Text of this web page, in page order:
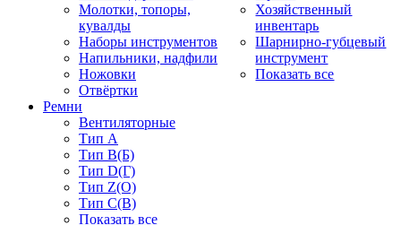
Молотки, топоры,
кувалды
Наборы инструментов
Напильники, надфили
Ножовки
Отвёртки
Хозяйственный
инвентарь
Шарнирно-губцевый
инструмент
Показать все
Ремни
Вентиляторные
Тип A
Тип B(Б)
Тип D(Г)
Тип Z(O)
Тип С(В)
Показать все